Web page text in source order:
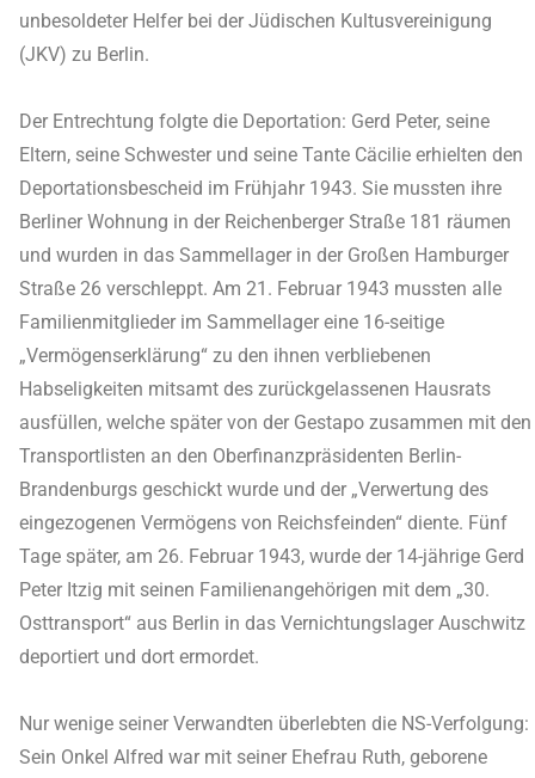
unbesoldeter Helfer bei der Jüdischen Kultusvereinigung
(JKV) zu Berlin.
Der Entrechtung folgte die Deportation: Gerd Peter, seine
Eltern, seine Schwester und seine Tante Cäcilie erhielten den
Deportationsbescheid im Frühjahr 1943. Sie mussten ihre
Berliner Wohnung in der Reichenberger Straße 181 räumen
und wurden in das Sammellager in der Großen Hamburger
Straße 26 verschleppt. Am 21. Februar 1943 mussten alle
Familienmitglieder im Sammellager eine 16-seitige
„Vermögenserklärung“ zu den ihnen verbliebenen
Habseligkeiten mitsamt des zurückgelassenen Hausrats
ausfüllen, welche später von der Gestapo zusammen mit den
Transportlisten an den Oberfinanzpräsidenten Berlin-
Brandenburgs geschickt wurde und der „Verwertung des
eingezogenen Vermögens von Reichsfeinden“ diente. Fünf
Tage später, am 26. Februar 1943, wurde der 14-jährige Gerd
Peter Itzig mit seinen Familienangehörigen mit dem „30.
Osttransport“ aus Berlin in das Vernichtungslager Auschwitz
deportiert und dort ermordet.
Nur wenige seiner Verwandten überlebten die NS-Verfolgung:
Sein Onkel Alfred war mit seiner Ehefrau Ruth, geborene